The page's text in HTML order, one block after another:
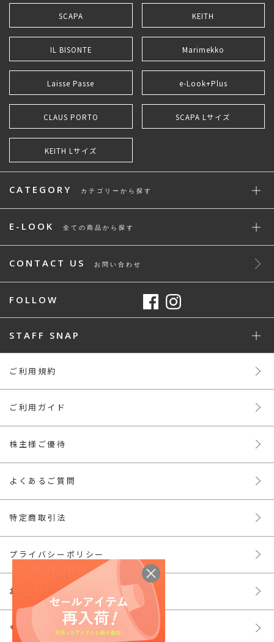
SCAPA KEITH
IL BISONTE Marimekko
Laisse Passe e-Look+Plus
CLAUS PORTO SCAPA Lサイズ
KEITH Lサイズ
CATEGORY カテゴリーから探す
E-LOOK 全ての商品から探す
CONTACT US お問い合わせ
FOLLOW
STAFF SNAP
ご利用規約
ご利用ガイド
株主様ご優待
よくあるご質問
特定商取引法
プライバシーポリシー
お問い合わせ
サイトマップ